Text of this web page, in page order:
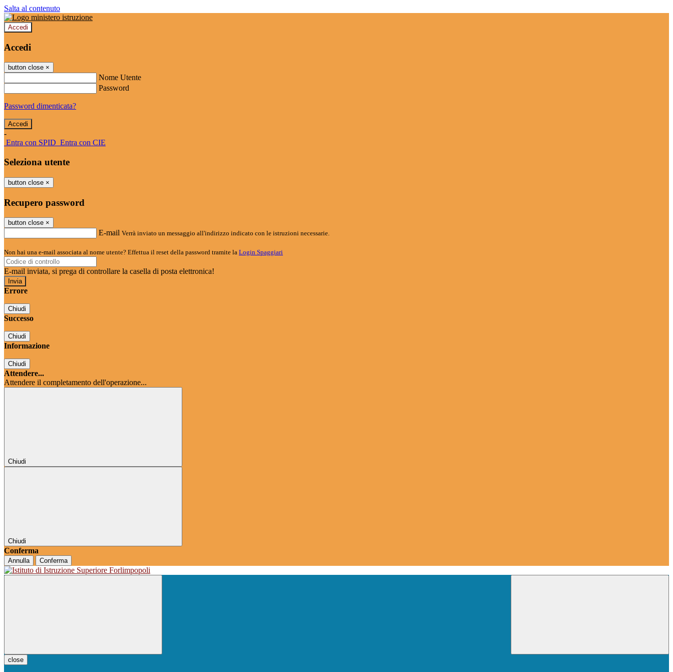
Salta al contenuto
Accedi
Accedi
button close ×
Nome Utente
Password
Password dimenticata?
-
Entra con SPID Entra con CIE
Seleziona utente
button close ×
Recupero password
button close ×
E-mail Verrà inviato un messaggio all'indirizzo indicato con le istruzioni necessarie.
Non hai una e-mail associata al nome utente? Effettua il reset della password tramite la Login Spaggiari
E-mail inviata, si prega di controllare la casella di posta elettronica!
Errore
Chiudi
Successo
Chiudi
Informazione
Chiudi
Attendere...
Attendere il completamento dell'operazione...
Chiudi
Chiudi
Conferma
Annulla Conferma
close